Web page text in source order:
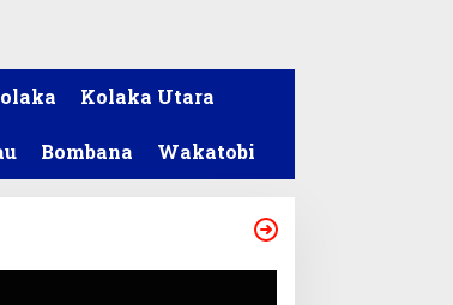
Kolaka Utara
Bombana Wakatobi